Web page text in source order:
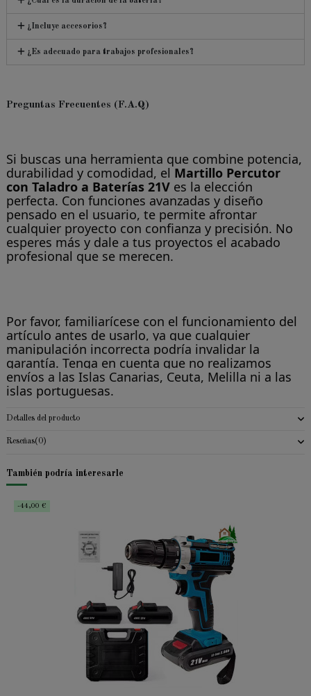
¿Incluye accesorios?
¿Es adecuado para trabajos profesionales?
Preguntas Frecuentes (F.A.Q)
Si buscas una herramienta que combine potencia,
durabilidad y comodidad, el Martillo Percutor
con Taladro a Baterías 21V es la elección
perfecta. Con funciones avanzadas y diseño
pensado en el usuario, te permite afrontar
cualquier proyecto con confianza y precisión. No
esperes más y dale a tus proyectos el acabado
profesional que se merecen.
Por favor, familiarícese con el funcionamiento del
artículo antes de usarlo, ya que cualquier
manipulación incorrecta podría invalidar la
garantía. Tenga en cuenta que no realizamos
envíos a las Islas Canarias, Ceuta, Melilla ni a las
islas portuguesas.
Detalles del producto
Reseñas(0)
También podría interesarle
-44,00 €